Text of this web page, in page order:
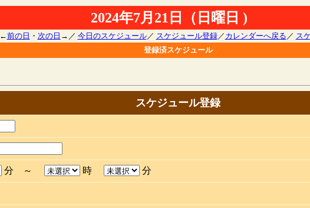
2024年7月21日（日曜日 )
←前の日 ・ 次の日 →／ 今日のスケジュール／ スケジュール登録／ カレンダーへ戻る ／ ス
登録済スケジュール
スケジュール登録
分 ～ 時 分